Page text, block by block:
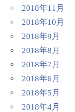
2018年11月
2018年10月
2018年9月
2018年8月
2018年7月
2018年6月
2018年5月
2018年4月